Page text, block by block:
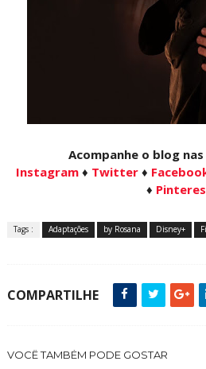
Acompanhe o blog
Instagram ♦ Twitter ♦
♦
Tags : Adaptações by Rosana Disney+
COMPARTILHE
VOCÊ TAMBÉM PODE GOSTAR